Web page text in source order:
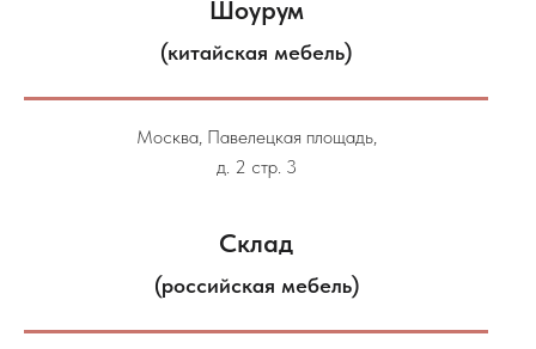
Шоурум
(китайская мебель)
Москва, Павелецкая площадь,
д. 2 стр. 3
Склад
(российская мебель)